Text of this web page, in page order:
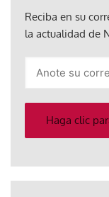
Reciba en su
la actualidad de
electrónico
Haga clic